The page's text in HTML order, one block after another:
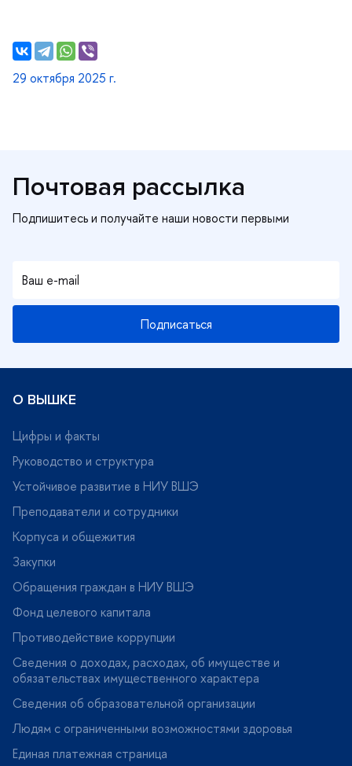
29 октября 2025 г.
Почтовая рассылка
Подписаться
О ВЫШКЕ
Цифры и факты
Руководство и структура
Устойчивое развитие в НИУ ВШЭ
Преподаватели и сотрудники
Корпуса и общежития
Закупки
Обращения граждан в НИУ ВШЭ
Фонд целевого капитала
Противодействие коррупции
Сведения о доходах, расходах, об имуществе и
обязательствах имущественного характера
Сведения об образовательной организации
Людям с ограниченными возможностями здоровья
Единая платежная страница